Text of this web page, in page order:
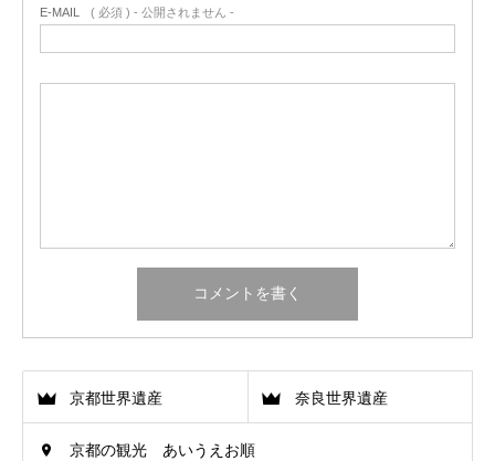
E-MAIL ( 必須 ) - 公開されません -
京都世界遺産 奈良世界遺産
京都の観光 あいうえお順